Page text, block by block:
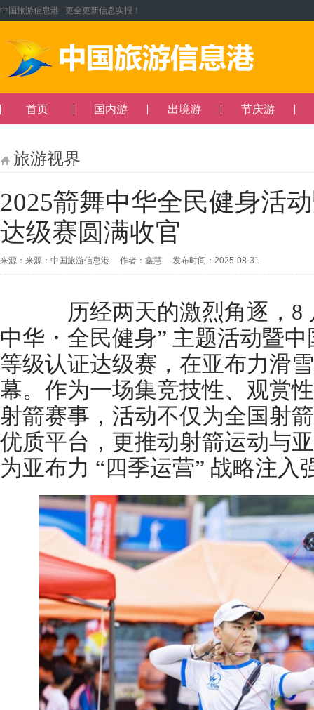
中国旅游信息港 更全更新信息实报！
首页 国内游 出境游 节庆游
旅游视界
2025箭舞中华全民健身活
达级赛圆满收官
来源：来源：中国旅游信息港 作者：鑫慧 发布时间：2025-08-31
历经两天的激烈角逐，8
中华・全民健身” 主题活动暨
等级认证达级赛，在亚布力滑
幕。作为一场集竞技性、观赏
射箭赛事，活动不仅为全国射
优质平台，更推动射箭运动与
为亚布力 “四季运营” 战略注入